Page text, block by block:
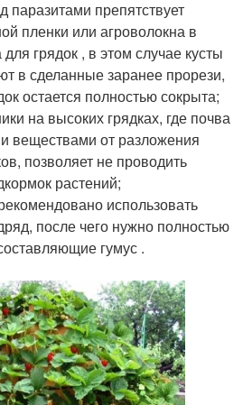
паразитами препятствует
пленки или агроволокна в
грядок , в этом случае кусты
в сделанные заранее прорези,
остается полностью сокрыта;
на высоких грядках, где почва
веществами от разложения
позволяет не проводить
растений;
использовать
после чего нужно полностью
составляющие гумус .